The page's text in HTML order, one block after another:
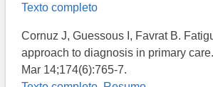
Texto completo
Cornuz J, Guessous I, Favrat B.
approach to diagnosis in primary
Mar 14;174(6):765-7.